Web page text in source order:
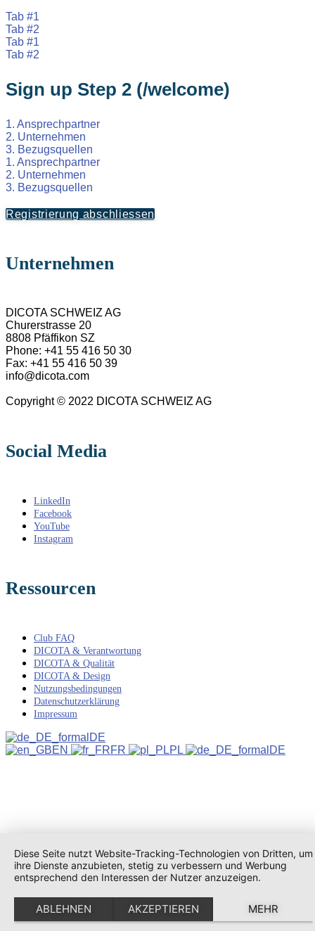
Tab #1
Tab #2
Tab #1
Tab #2
Sign up Step 2 (/welcome)
1. Ansprechpartner
2. Unternehmen
3. Bezugsquellen
1. Ansprechpartner
2. Unternehmen
3. Bezugsquellen
Registrierung abschliessen
Unternehmen
DICOTA SCHWEIZ AG
Churerstrasse 20
8808 Pfäffikon SZ
Phone: +41 55 416 50 30
Fax: +41 55 416 50 39
info@dicota.com
Copyright © 2022 DICOTA SCHWEIZ AG
Social Media
LinkedIn
Facebook
YouTube
Instagram
Ressourcen
Club FAQ
DICOTA & Verantwortung
DICOTA & Qualität
DICOTA & Design
Nutzungsbedingungen
Datenschutzerklärung
Impressum
DE
EN
FR PL DE
Diese Seite nutzt Website-Tracking-Technologien von Dritten, um
ihre Dienste anzubieten, stetig zu verbessern und Werbung
entsprechend den Interessen der Nutzer anzuzeigen.
ABLEHNEN AKZEPTIEREN MEHR